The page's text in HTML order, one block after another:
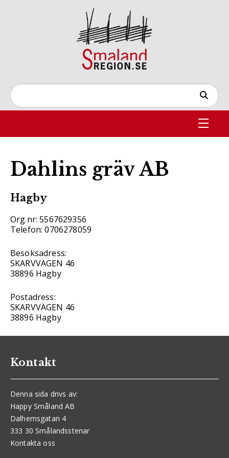
Dahlins gräv AB
Hagby
Org.nr: 5567629356
Telefon: 0706278059
Besöksadress:
SKARVVÄGEN 46
38896 Hagby
Postadress:
SKARVVÄGEN 46
38896 Hagby
Kontakt
Denna sida drivs av:
Happy Småland AB
Dalhemsgatan 4
333 30 Smålandsstenar
Kontakta oss